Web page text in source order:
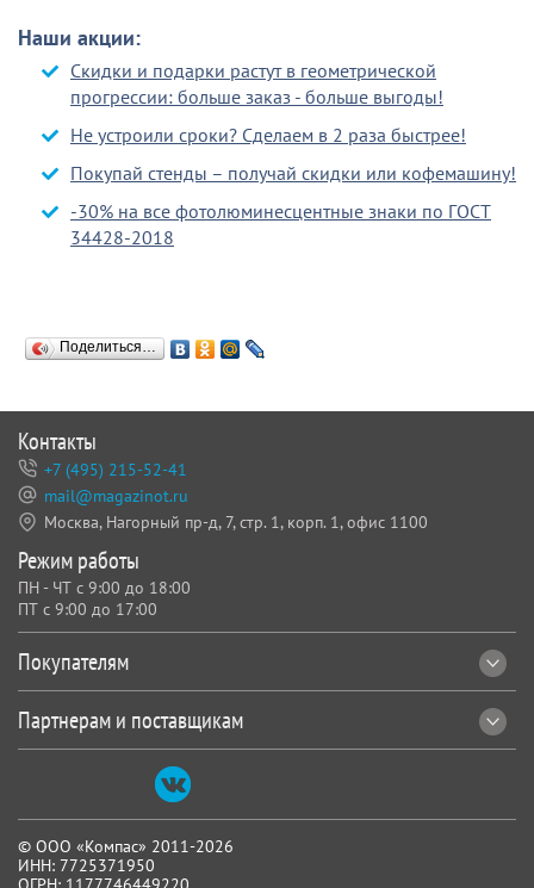
Наши акции:
Скидки и подарки растут в геометрической
прогрессии: больше заказ - больше выгоды!
Не устроили сроки? Сделаем в 2 раза быстрее!
Покупай стенды – получай скидки или кофемашину!
-30% на все фотолюминесцентные знаки по ГОСТ
34428-2018
Поделиться…
© ООО «Компас» 2011-2026
ИНН: 7725371950
Покупателям
Партнерам и поставщикам
Контакты
+7 (495) 215-52-41
mail@magazinot.ru
Москва, Нагорный пр-д, 7, стр. 1, корп. 1, офис 1100
Режим работы
ПН - ЧТ с 9:00 до 18:00
ПТ с 9:00 до 17:00